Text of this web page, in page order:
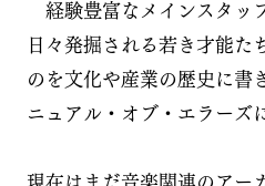
経験豊富なメインスタッ
日々発掘される若き才能た
のを文化や産業の歴史に書
ニュアル・オブ・エラーズ
現在はまだ音楽関連のアー